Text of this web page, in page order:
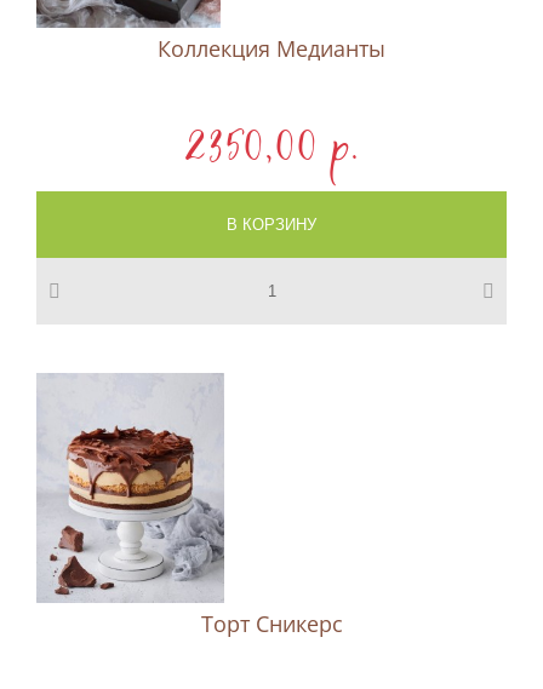
Коллекция Медианты
2350,00 p.
Торт Сникерс